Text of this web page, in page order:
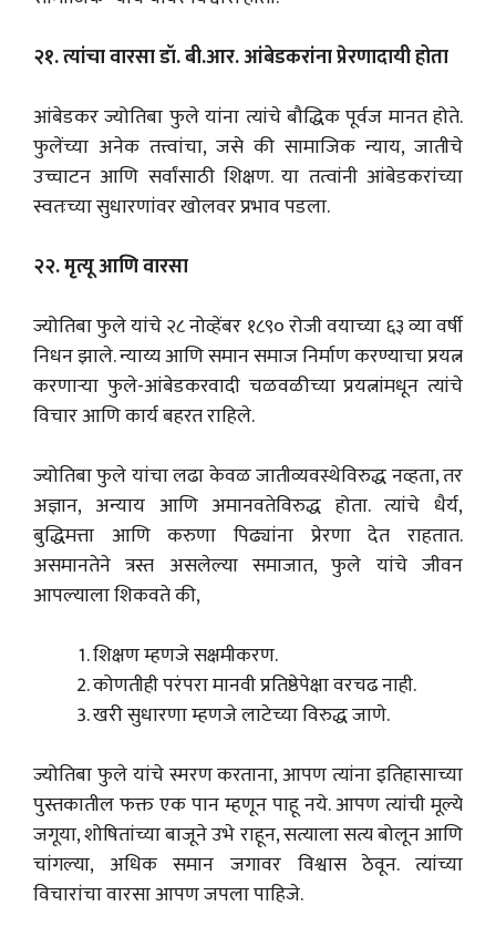
२१. त्यांचा वारसा डॉ. बी.आर. आंबेडकरांना प्रेरणादायी होता
आंबेडकर ज्योतिबा फुले यांना त्यांचे बौद्धिक पूर्वज मानत होते.
फुलेंच्या अनेक तत्त्वांचा, जसे की सामाजिक न्याय, जातीचे
उच्चाटन आणि सर्वांसाठी शिक्षण. या तत्वांनी आंबेडकरांच्या
स्वतःच्या सुधारणांवर खोलवर प्रभाव पडला.
२२. मृत्यू आणि वारसा
ज्योतिबा फुले यांचे २८ नोव्हेंबर १८९० रोजी वयाच्या ६३ व्या वर्षी
निधन झाले. न्याय्य आणि समान समाज निर्माण करण्याचा प्रयत्न
करणाऱ्या फुले-आंबेडकरवादी चळवळीच्या प्रयत्नांमधून त्यांचे
विचार आणि कार्य बहरत राहिले.
ज्योतिबा फुले यांचा लढा केवळ जातीव्यवस्थेविरुद्ध नव्हता, तर
अज्ञान, अन्याय आणि अमानवतेविरुद्ध होता. त्यांचे धैर्य,
बुद्धिमत्ता आणि करुणा पिढ्यांना प्रेरणा देत राहतात.
असमानतेने त्रस्त असलेल्या समाजात, फुले यांचे जीवन
आपल्याला शिकवते की,
शिक्षण म्हणजे सक्षमीकरण.
कोणतीही परंपरा मानवी प्रतिष्ठेपेक्षा वरचढ नाही.
खरी सुधारणा म्हणजे लाटेच्या विरुद्ध जाणे.
ज्योतिबा फुले यांचे स्मरण करताना, आपण त्यांना इतिहासाच्या
पुस्तकातील फक्त एक पान म्हणून पाहू नये. आपण त्यांची मूल्ये
जगूया, शोषितांच्या बाजूने उभे राहून, सत्याला सत्य बोलून आणि
चांगल्या, अधिक समान जगावर विश्वास ठेवून. त्यांच्या
विचारांचा वारसा आपण जपला पाहिजे.